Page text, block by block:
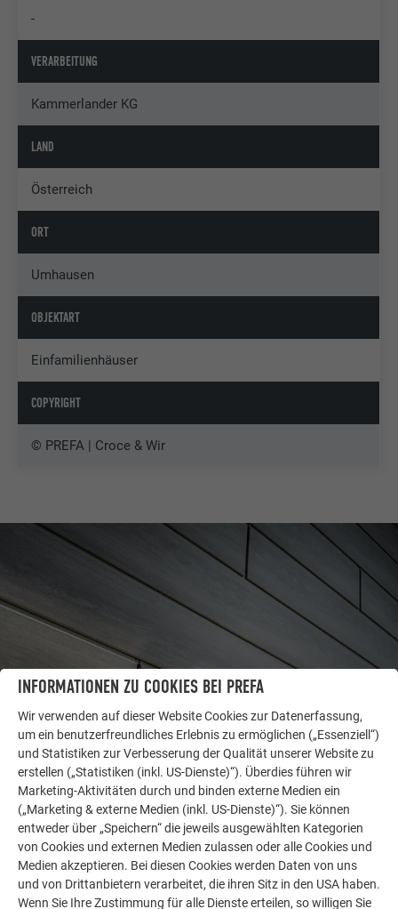
-
VERARBEITUNG
Kammerlander KG
LAND
Österreich
ORT
Umhausen
OBJEKTART
Einfamilienhäuser
COPYRIGHT
© PREFA | Croce & Wir
LASSEN SIE SICH INSPIRIEREN
WEITERE OBJEKTE
Die PREFA Referenzgalerie zeigt, wie vielseitig
Aluminium eingesetzt werden kann. Entdecken Sie
weitere beeindruckende Projekte mit den langlebigen
PREFA Aluminiumlösungen für Dach, Solar und
Fassade.
INFORMATIONEN ZU COOKIES BEI PREFA
Wir verwenden auf dieser Website Cookies zur Datenerfassung,
um ein benutzerfreundliches Erlebnis zu ermöglichen („Essenziell“)
und Statistiken zur Verbesserung der Qualität unserer Website zu
erstellen („Statistiken (inkl. US-Dienste)“). Überdies führen wir
Marketing-Aktivitäten durch und binden externe Medien ein
(„Marketing & externe Medien (inkl. US-Dienste)“). Sie können
entweder über „Speichern“ die jeweils ausgewählten Kategorien
von Cookies und externen Medien zulassen oder alle Cookies und
Medien akzeptieren. Bei diesen Cookies werden Daten von uns
und von Drittanbietern verarbeitet, die ihren Sitz in den USA haben.
Wenn Sie Ihre Zustimmung für alle Dienste erteilen, so willigen Sie